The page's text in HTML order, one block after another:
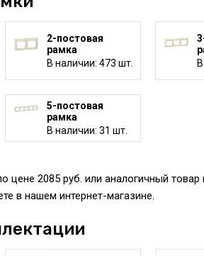
2-постовая
рамка
В наличии: 473 шт.
5-постовая
рамка
В наличии: 31 шт.
цене 2085 руб. или аналогичный товар
в нашем интернет-магазине.